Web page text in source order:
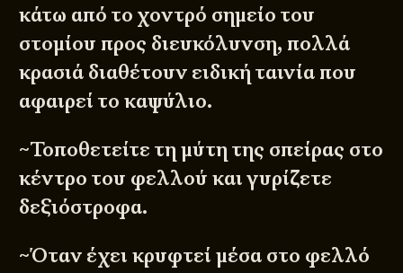
κάτω από το χοντρό σημείο του
στομίου προς διευκόλυνση, πολλά
κρασιά διαθέτουν ειδική ταινία που
αφαιρεί το καψύλιο.
~Τοποθετείτε τη μύτη της σπείρας στο
κέντρο του φελλού και γυρίζετε
δεξιόστροφα.
~Όταν έχει κρυφτεί μέσα στο φελλό